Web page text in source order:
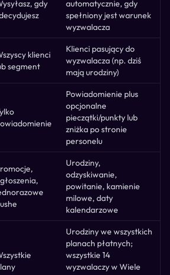
gdy
automatycznie, gdy
spełniony jest warunek
wyzwalacza
klienci
segment
Klienci pasujący do
wyzwalacza (np. dziś
mają urodziny)
Powiadomienie plus
opcjonalne
pieczątki/punkty lub
zniżka po stronie
personelu
Urodziny,
odzyskiwanie,
powitanie, kamienie
milowe, daty
kalendarzowe
Urodziny we wszystkich
planach płatnych;
wszystkie 14
wyzwalaczy w Wiele